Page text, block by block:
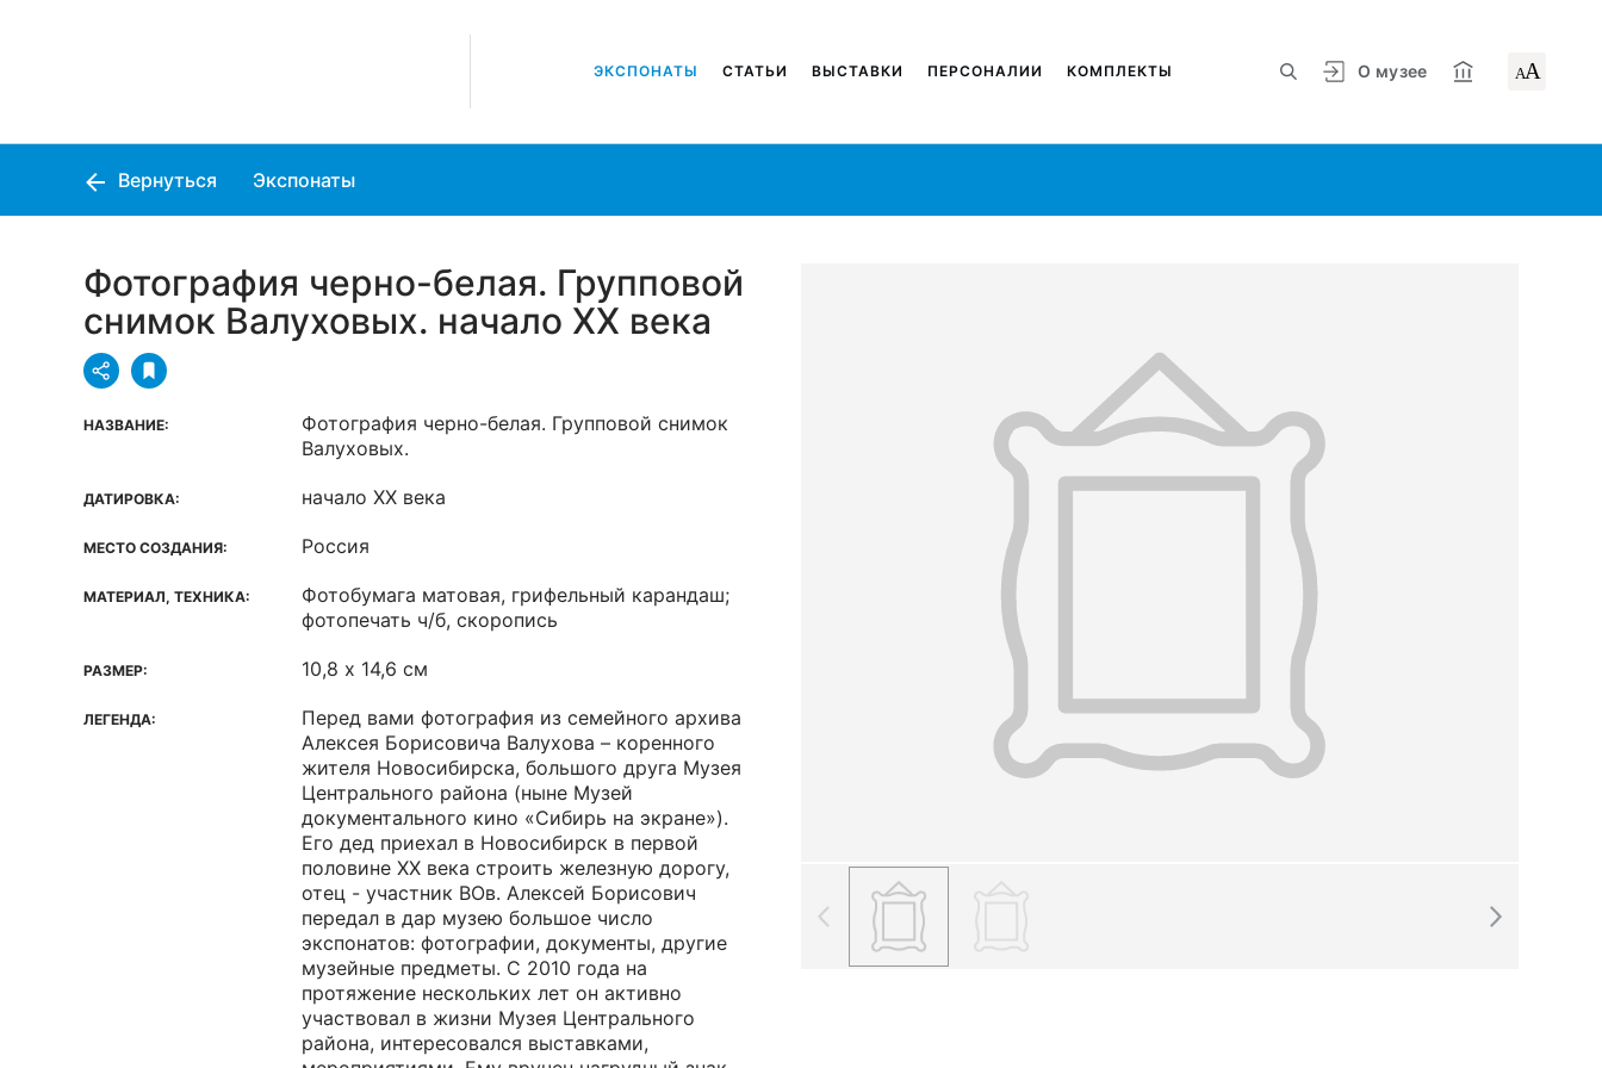
О музее АА
ЭКСПОНАТЫ СТАТЬИ ВЫСТАВКИ ПЕРСОНАЛИИ КОМПЛЕКТЫ
Вернуться Экспонаты
Фотография черно-белая. Групповой
снимок Валуховых. начало ХХ века
НАЗВАНИЕ:
Фотография черно-белая. Групповой снимок
Валуховых.
ДАТИРОВКА: начало ХХ века
МЕСТО СОЗДАНИЯ: Россия
МАТЕРИАЛ, ТЕХНИКА:
Фотобумага матовая, грифельный карандаш;
фотопечать ч/б, скоропись
РАЗМЕР: 10,8 х 14,6 см
ЛЕГЕНДА:
Перед вами фотография из семейного архива
Алексея Борисовича Валухова – коренного
жителя Новосибирска, большого друга Музея
Центрального района (ныне Музей
документального кино «Сибирь на экране»).
Его дед приехал в Новосибирск в первой
половине ХХ века строить железную дорогу,
отец - участник ВОв. Алексей Борисович
передал в дар музею большое число
экспонатов: фотографии, документы, другие
музейные предметы. С 2010 года на
протяжение нескольких лет он активно
участвовал в жизни Музея Центрального
района, интересовался выставками,